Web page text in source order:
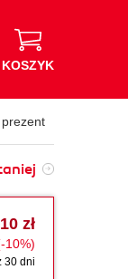
KOSZYK
zł
10%)
30 dni